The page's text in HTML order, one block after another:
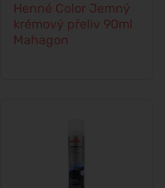
Henné Color Jemný
krémový přeliv 90ml
Mahagon